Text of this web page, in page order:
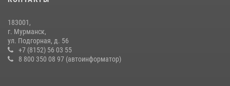
В Мурманске росгвардейцы задержали ночного дебошира,
устроившего скандал в мини-отеле
09 июля 2026, 07:56
183001,
г. Мурманск,
ул. Подгорная, д. 56
+7 (8152) 56 03 55
8 800 350 08 97 (автоинформатор)